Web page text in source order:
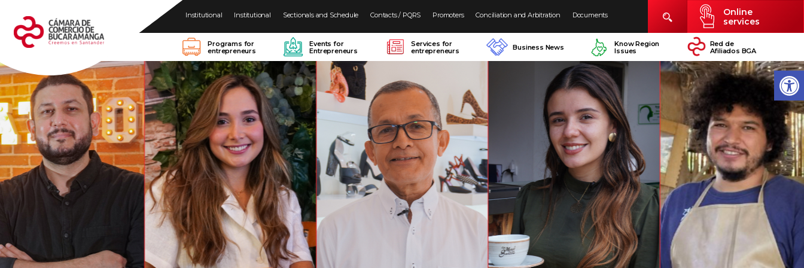
Institutional Institutional Sectionals and Schedule Contacts / PQRS Promoters Conciliation and Arbitration Documents
Online
services
Programs for
entrepreneurs
Events for
Entrepreneurs
Services for
entrepreneurs
Business News
Know Region
Issues
Red de
Afiliados BGA